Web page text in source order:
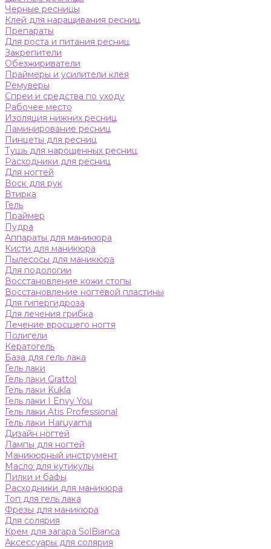
Черные ресницы
Клей для наращивания ресниц
Препараты
Для роста и питания ресниц
Закрепители
Обезжириватели
Праймеры и усилители клея
Ремуверы
Спреи и средства по уходу
Рабочее место
Изоляция нижних ресниц
Ламинирование ресниц
Пинцеты для ресниц
Тушь для нарощенных ресниц
Расходники для ресниц
Для ногтей
Воск для рук
Втирка
Гель
Праймер
Пудра
Аппараты для маникюра
Кисти для маникюра
Пылесосы для маникюра
Для подологии
Восстановление кожи стопы
Восстановление ногтевой пластины
Для гипергидроза
Для лечения грибка
Лечение вросшего ногтя
Полигели
Кератогель
База для гель лака
Гель лаки
Гель лаки Grattol
Гель лаки Kukla
Гель лаки I Envy You
Гель лаки Atis Professional
Гель лаки Haruyama
Дизайн ногтей
Лампы для ногтей
Маникюрный инструмент
Масло для кутикулы
Пилки и бафы
Расходники для маникюра
Топ для гель лака
Фрезы для маникюра
Для солярия
Крем для загара SolBianca
Аксессуары для солярия